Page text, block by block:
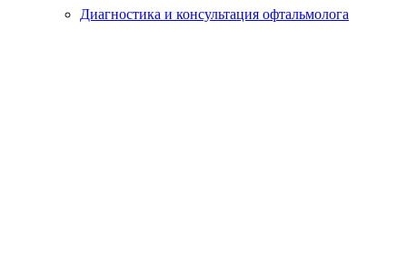
Диагностика и консультация офтальмолога